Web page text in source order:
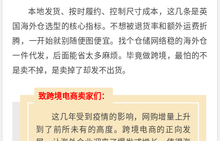
本地发货、按时履约、控制尺寸成本，这几条是英
国海外仓选型的核心指标。不想被退货率和额外运费折
腾，一开始就别随便图便宜。找个仓储网络稳的海外仓
一件代发，后面能省太多麻烦。毕竟做跨境，最怕的不
是卖不掉，是卖掉了却发不出货。
致跨境电商卖家们：
这几年受到疫情的影响，网购增量上升
到了前所未有的高度。跨境电商的正向发